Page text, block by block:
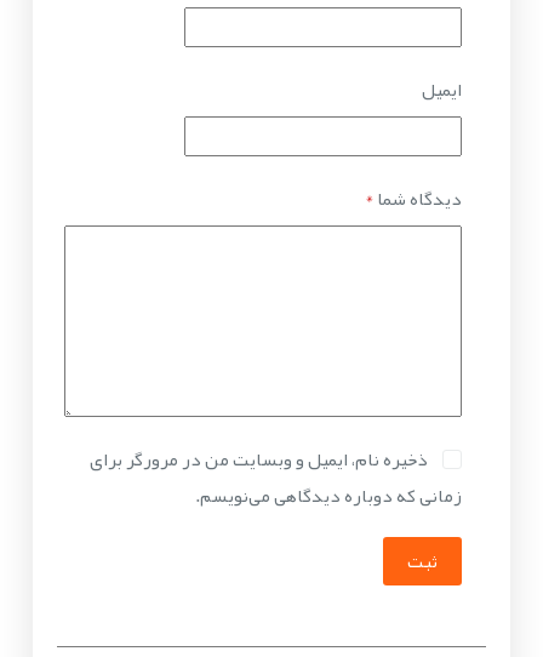
ایمیل
دیدگاه شما*
ذخیره نام، ایمیل و وبسایت من در مرورگر برای
زمانی که دوباره دیدگاهی می‌نویسم.
ثبت